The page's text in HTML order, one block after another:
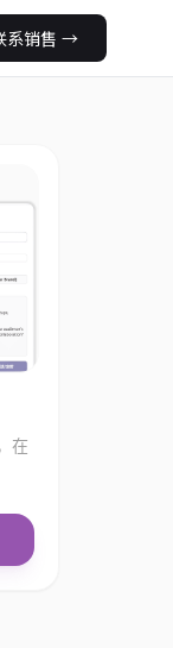
系销售 →
在